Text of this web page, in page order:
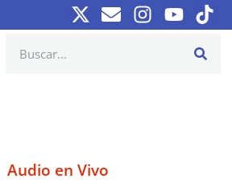
Audio en Vivo